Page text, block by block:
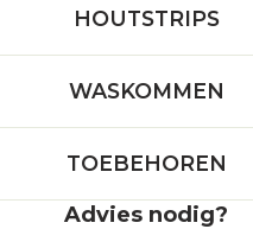
HOUTSTRIPS
WASKOMMEN
TOEBEHOREN
Advies nodig?